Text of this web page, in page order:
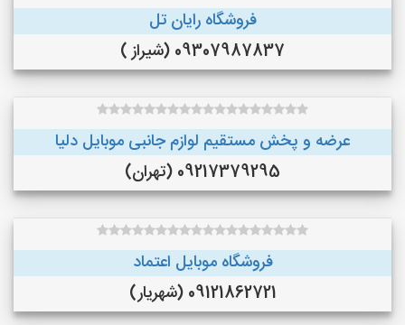
فروشگاه رایان تل
09307987837 (شیراز )
عرضه و پخش مستقيم لوازم جانبى موبايل دليا
09217379295 (تهران)
فروشگاه موبایل اعتماد
09121862721 (شهریار)